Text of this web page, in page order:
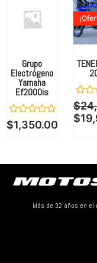
Grupo
Electrógeno
Yamaha
Ef2000is
Valorado
con
$1,350.00
con
0
$
$
Más de 32 años en